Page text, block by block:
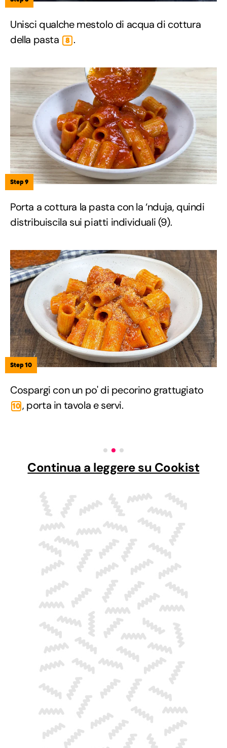
Unisci qualche mestolo di acqua di cottura
della pasta
8 .
Step 9
Porta a cottura la pasta con la ‘nduja, quindi
distribuiscila sui piatti individuali (9).
Step 10
Cospargi con un po' di pecorino grattugiato
10 , porta in tavola e servi.
Continua a leggere su Cookist